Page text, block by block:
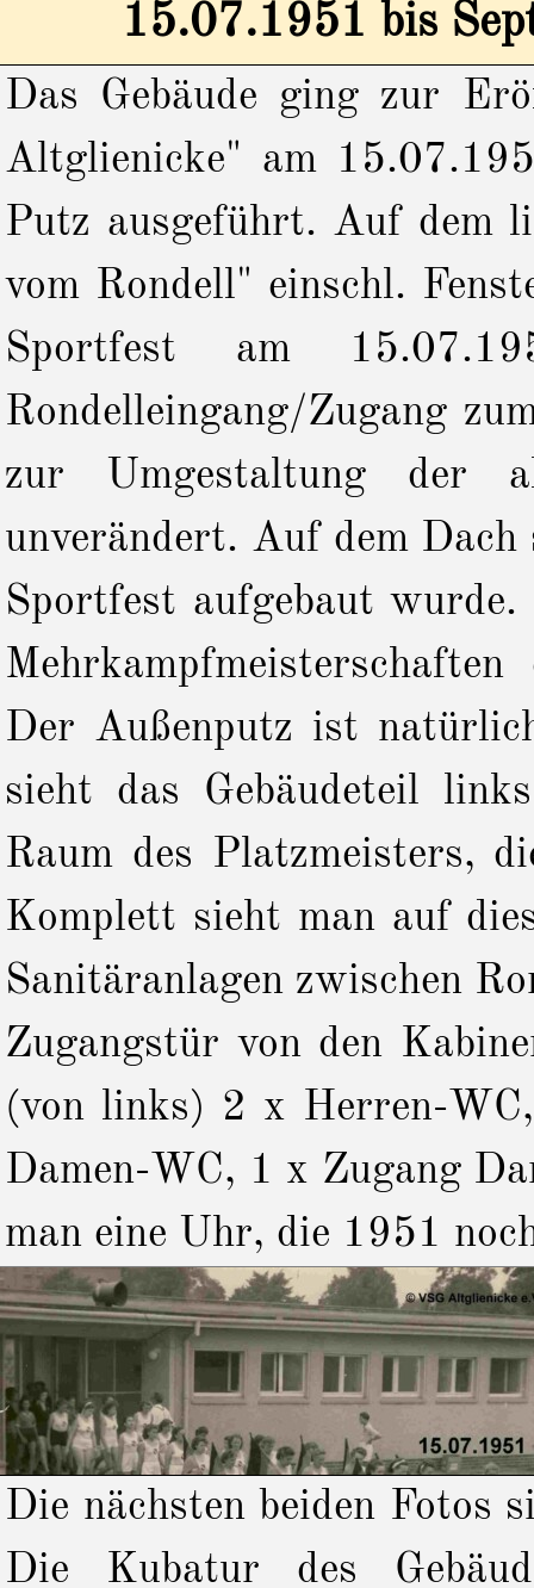
15.07.1951 bis
Das Gebäude ging zur
Altglienicke" am
Putz ausgeführt. Auf dem
vom Rondell" einschl.
Sportfest am
Rondelleingang/Zugang
zur Umgestaltung der
unverändert. Auf dem
Sportfest aufgebaut
Der Außenputz ist
sieht das Gebäudeteil
Raum des Platzmeisters,
Komplett sieht man auf
Sanitäranlagen zwischen
Zugangstür von den
(von links) 2 x Herren-
Damen-WC, 1 x Zugang
man eine Uhr, die 1951
Die nächsten beiden Fotos
Die Kubatur des